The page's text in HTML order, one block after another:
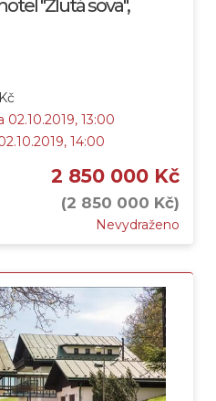
"Žlutá sova",
13:00
14:00
2 850 000 Kč
(2 850 000 Kč)
Nevydraženo